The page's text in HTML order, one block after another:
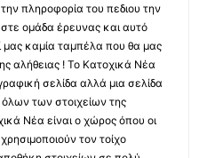
πληροφορία του πεδιου την
ομάδα έρευνας και αυτό
μας καμία ταμπέλα που θα μας
αλήθειας ! Το Κατοχικά Νέα
σελίδα αλλά μια σελίδα
όλων των στοιχείων της
Νέα είναι ο χώρος όπου οι
τον τοίχο